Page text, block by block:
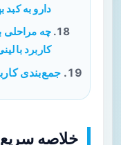
دارو به
چه مراحلی
کاربرد
جمع‌بندی
خلاصه سریع